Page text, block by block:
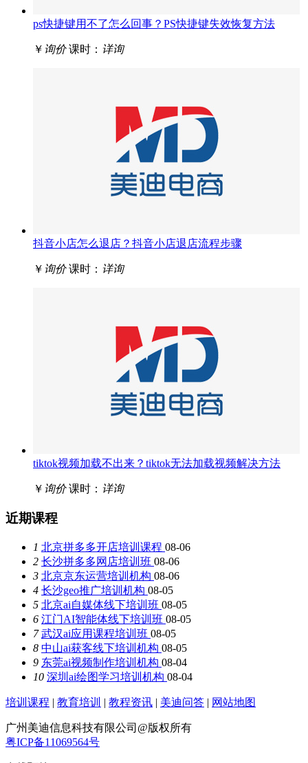
ps快捷键用不了怎么回事？PS快捷键失效恢复方法
￥ 询价 课时： 详询
抖音小店怎么退店？抖音小店退店流程步骤
￥ 询价 课时： 详询
tiktok视频加载不出来？tiktok无法加载视频解决方法
￥ 询价 课时： 详询
近期课程
1 北京拼多多开店培训课程 08-06
2 长沙拼多多网店培训班 08-06
3 北京京东运营培训机构 08-06
4 长沙geo推广培训机构 08-05
5 北京ai自媒体线下培训班 08-05
6 江门AI智能体线下培训班 08-05
7 武汉ai应用课程培训班 08-05
8 中山ai获客线下培训机构 08-05
9 东莞ai视频制作培训机构 08-04
10 深圳ai绘图学习培训机构 08-04
培训课程 | 教育培训 | 教程资讯 | 美迪问答 | 网站地图
广州美迪信息科技有限公司@版权所有
粤ICP备11069564号